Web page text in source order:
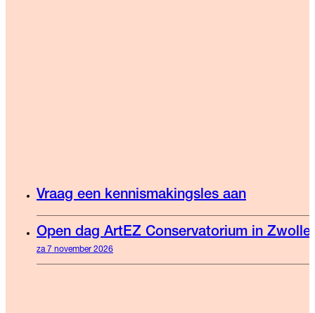
Vraag een kennismakingsles aan
Open dag ArtEZ Conservatorium in Zwolle
za 7 november 2026